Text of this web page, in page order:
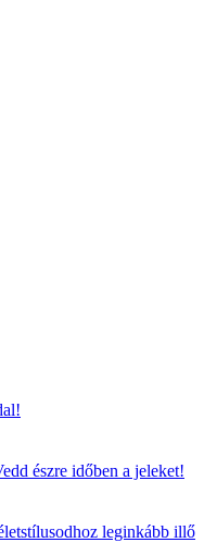
észre időben a jeleket!
leginkább illő